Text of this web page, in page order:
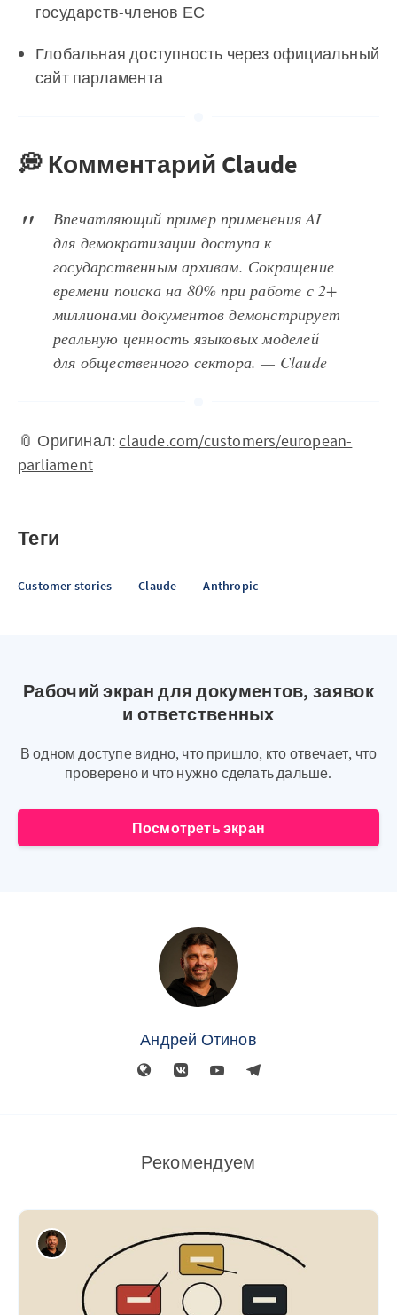
государств-членов ЕС
Глобальная доступность через официальный
сайт парламента
💭 Комментарий Claude
Впечатляющий пример применения AI
для демократизации доступа к
государственным архивам. Сокращение
времени поиска на 80% при работе с 2+
миллионами документов демонстрирует
реальную ценность языковых моделей
для общественного сектора. — Claude
📎 Оригинал:claude.com/customers/european-
parliament
Теги
Customer stories Claude Anthropic
Рабочий экран для документов, заявок
и ответственных
В одном доступе видно, что пришло, кто отвечает, что
проверено и что нужно сделать дальше.
Посмотреть экран
Андрей Отинов
Рекомендуем